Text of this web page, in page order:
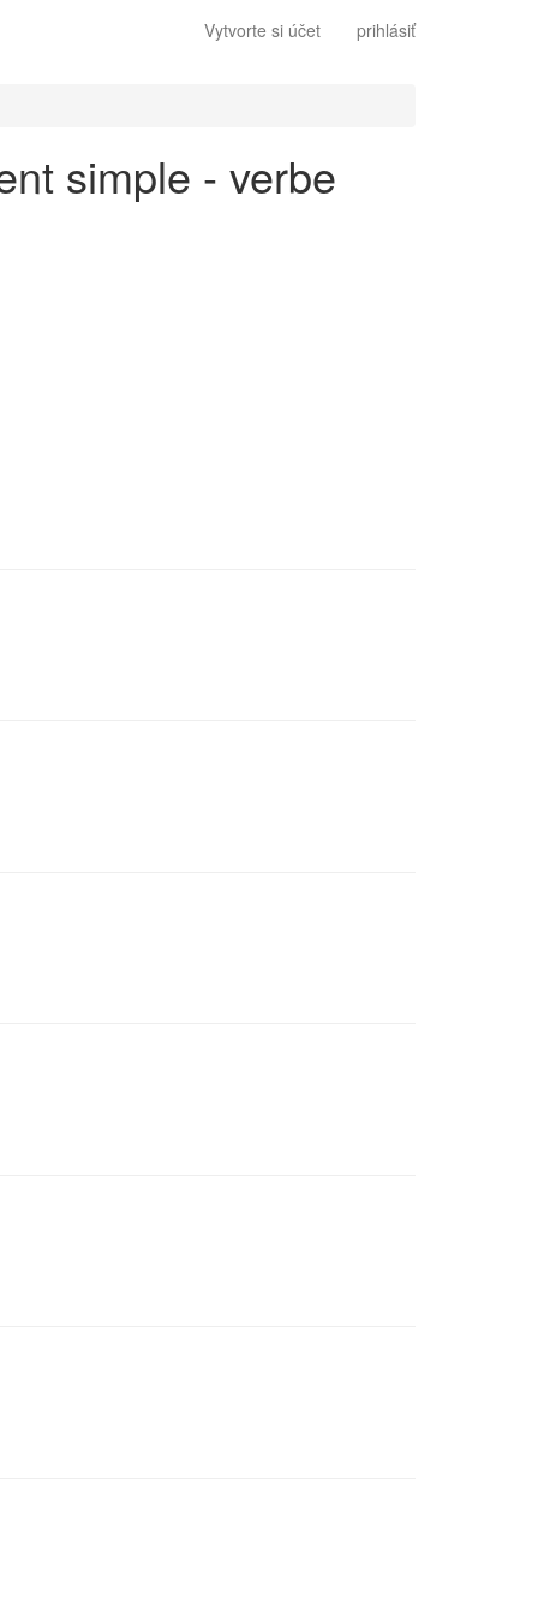
Vytvorte si účet prihlásiť
simple - verbe